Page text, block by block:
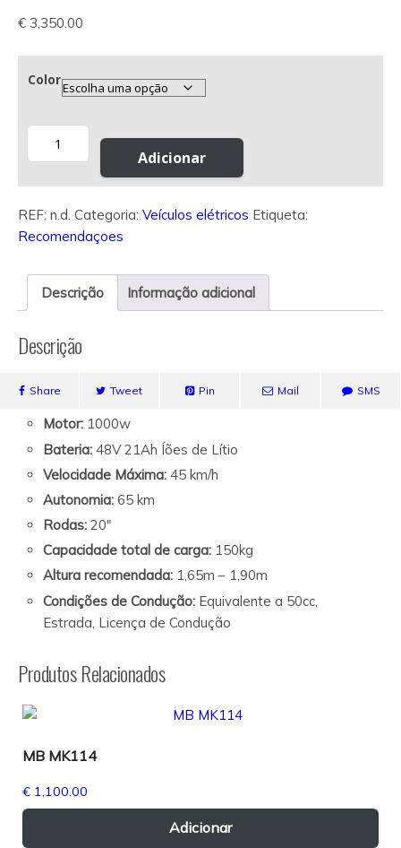
€ 3,350.00
Color
de
Estrada
Adicionar
REF: n.d. Categoria: Veículos elétricos Etiqueta:
Recomendaçoes
Descrição Informação adicional
Descrição
Share Tweet Pin Mail SMS
Motor: 1000w
Bateria: 48V 21Ah Íões de Lítio
Velocidade Máxima: 45 km/h
Autonomia: 65 km
Rodas: 20"
Capacidade total de carga: 150kg
Altura recomendada: 1,65m – 1,90m
Condições de Condução: Equivalente a 50cc,
Estrada, Licença de Condução
Produtos Relacionados
MB MK114
€ 1,100.00
Adicionar